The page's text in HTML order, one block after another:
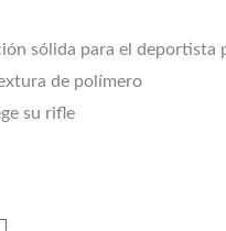
sólida para el deportista
de polímero
su rifle